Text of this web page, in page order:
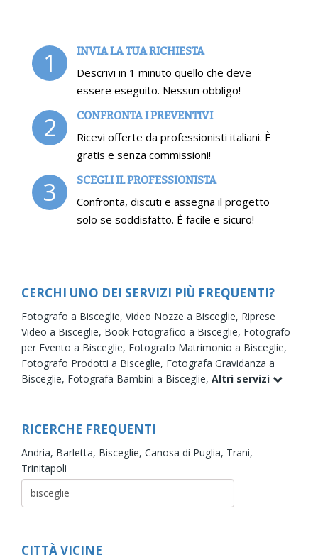
1 INVIA LA TUA RICHIESTA
Descrivi in 1 minuto quello che deve
essere eseguito. Nessun obbligo!
2 CONFRONTA I PREVENTIVI
Ricevi offerte da professionisti italiani. È
gratis e senza commissioni!
3 SCEGLI IL PROFESSIONISTA
Confronta, discuti e assegna il progetto
solo se soddisfatto. È facile e sicuro!
CERCHI UNO DEI SERVIZI PIÙ FREQUENTI?
Fotografo a Bisceglie, Video Nozze a Bisceglie, Riprese
Video a Bisceglie, Book Fotografico a Bisceglie, Fotografo
per Evento a Bisceglie, Fotografo Matrimonio a Bisceglie,
Fotografo Prodotti a Bisceglie, Fotografa Gravidanza a
Bisceglie, Fotografa Bambini a Bisceglie, Altri servizi
RICERCHE FREQUENTI
Andria, Barletta, Bisceglie, Canosa di Puglia, Trani,
Trinitapoli
CITTÀ VICINE